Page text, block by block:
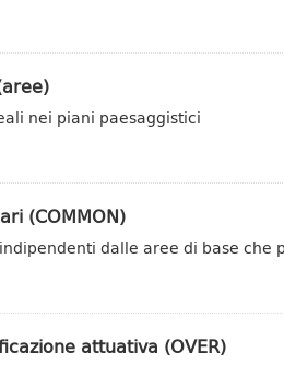
nei piani paesaggistici
(COMMON)
dalle aree di base
attuativa (OVER)